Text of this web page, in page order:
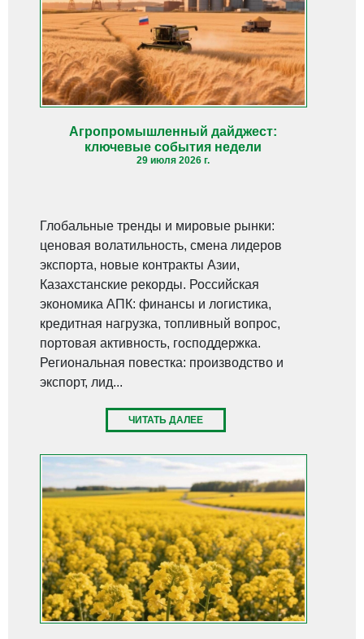
Агропромышленный дайджест:
ключевые события недели
29 июля 2026 г.
Глобальные тренды и мировые рынки:
ценовая волатильность, смена лидеров
экспорта, новые контракты Азии,
Казахстанские рекорды. Российская
экономика АПК: финансы и логистика,
кредитная нагрузка, топливный вопрос,
портовая активность, господдержка.
Региональная повестка: производство и
экспорт, лид...
ЧИТАТЬ ДАЛЕЕ